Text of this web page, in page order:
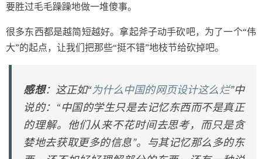
要胜过毛毛躁躁地做一堆傻事。
很多东西都是越简短越好。拿起斧子动手砍吧，为了一个“伟
大”的起点，让我们把那些“挺不错”地枝节给砍掉吧。
感想：这正如“为什么中国的网页设计这么烂”中
说的：“中国的学生只是去记忆东西而不是真正
的理解。他们从来不花时间去思考，而只是贪
婪地去获取更多的信息”。与其记忆那么多的东